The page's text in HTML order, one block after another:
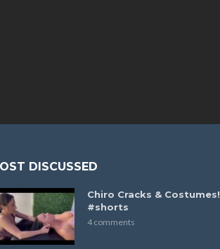
DISCUSSED
Chiro Cracks & Costumes!
#shorts
4 comments